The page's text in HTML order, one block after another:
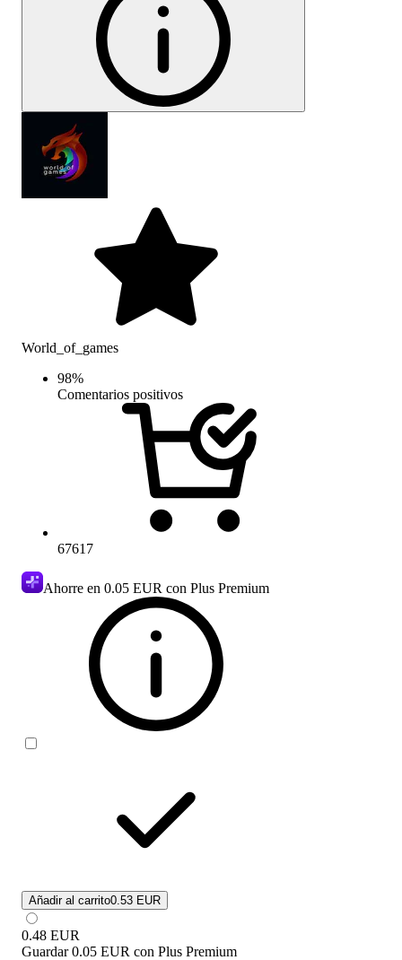
World_of_games
98%
Comentarios positivos
67617
Ahorre en 0.05 EUR con Plus Premium
Añadir al carrito0.53 EUR
0.48 EUR
Guardar 0.05 EUR con Plus Premium